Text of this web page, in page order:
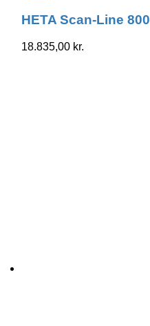
HETA Scan-Line 800
18.835,00 kr.